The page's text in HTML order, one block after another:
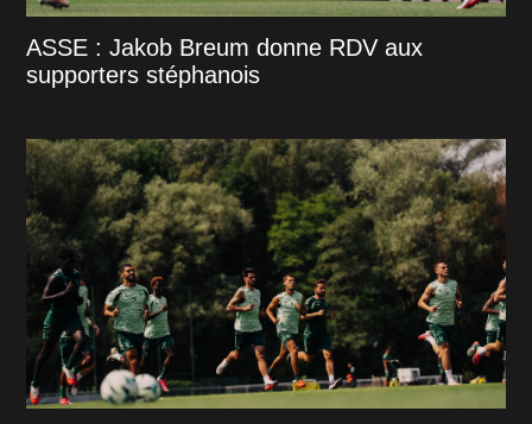
ASSE : Jakob Breum donne RDV aux
supporters stéphanois